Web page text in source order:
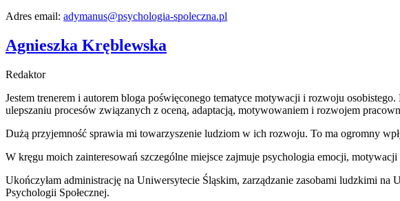
Adres email: adymanus@psychologia-spoleczna.pl
Agnieszka Kręblewska
Redaktor
Jestem trenerem i autorem bloga poświęconego tematyce motywacji i rozwoju
ulepszaniu procesów związanych z oceną, adaptacją, motywowaniem i rozwojem
Dużą przyjemność sprawia mi towarzyszenie ludziom w ich rozwoju. To ma ogromny
W kręgu moich zainteresowań szczególne miejsce zajmuje psychologia emocji,
Ukończyłam administrację na Uniwersytecie Śląskim, zarządzanie zasobami ludzkimi
Psychologii Społecznej.